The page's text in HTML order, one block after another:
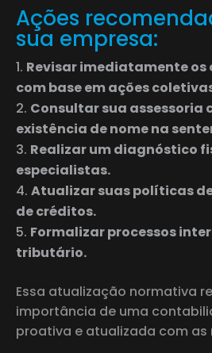
Ações
sua empresa:
Revisar imediatamente
com base em ações
Consultar sua assessoria
existência de nome na
Realizar um diagnóstico
especialistas.
Atualizar suas políticas
de créditos.
Formalizar processos
tributário.
Essa atualização normativa
importância de uma
proativa e atualizada com as